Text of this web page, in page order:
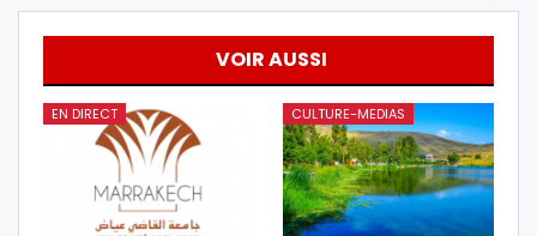
VOIR AUSSI
EN DIRECT CULTURE-MEDIAS